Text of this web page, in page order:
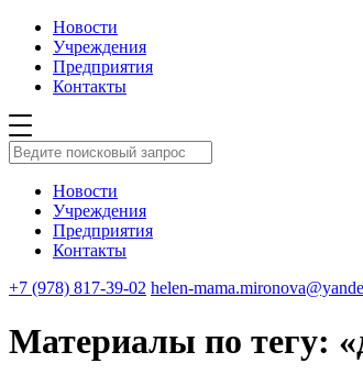
Новости
Учреждения
Предприятия
Контакты
Новости
Учреждения
Предприятия
Контакты
+7 (978) 817-39-02 helen-
Материалы по тегу: